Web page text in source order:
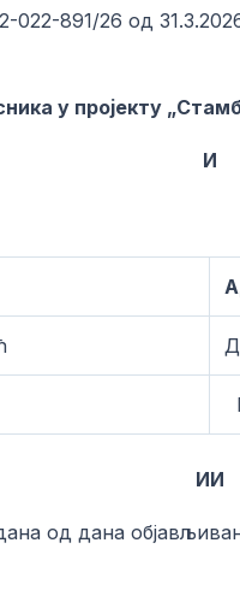
022-891/26 од
у пројекту
И
ИИ
од дана